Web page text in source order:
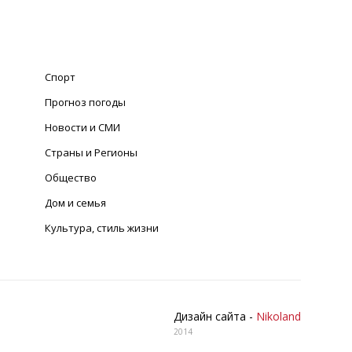
Спорт
Прогноз погоды
Новости и СМИ
Страны и Регионы
Общество
Дом и семья
Культура, стиль жизни
Дизайн сайта - Nikoland
2014